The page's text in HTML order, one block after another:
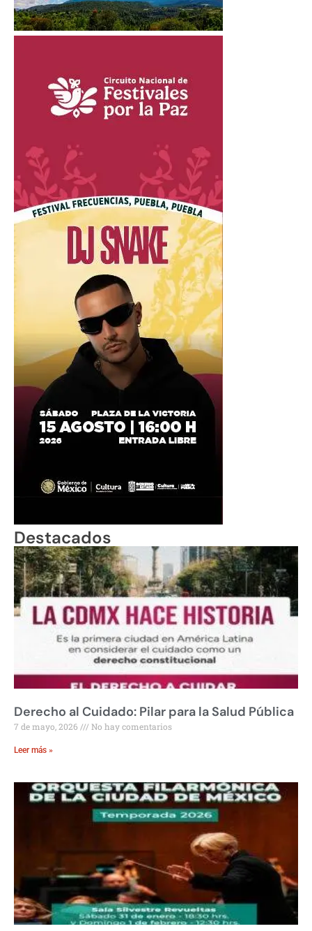
Destacados
Derecho al Cuidado: Pilar para la Salud Pública
7 de mayo, 2026 No hay comentarios
Leer más »